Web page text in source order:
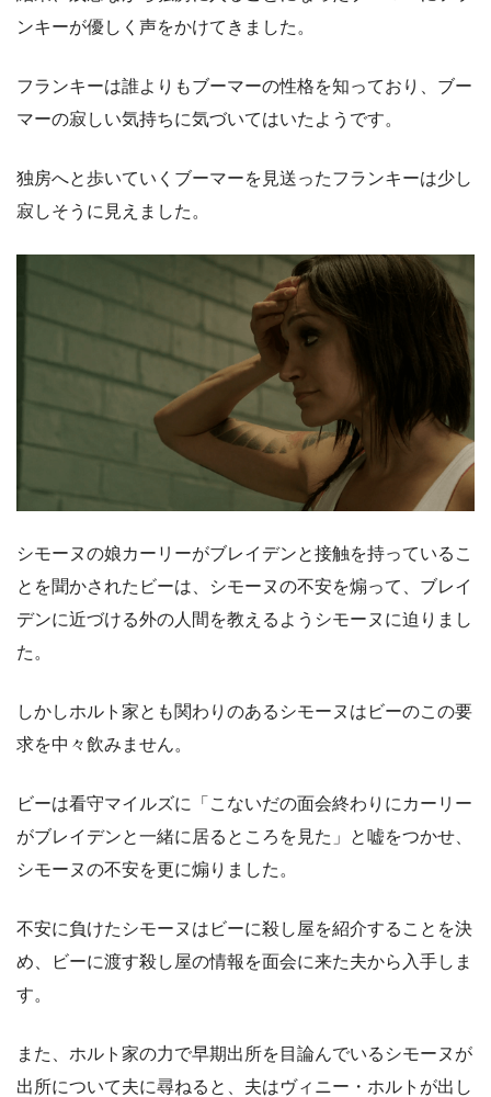
ンキーが優しく声をかけてきました。
フランキーは誰よりもブーマーの性格を知っており、ブー
マーの寂しい気持ちに気づいてはいたようです。
独房へと歩いていくブーマーを見送ったフランキーは少し
寂しそうに見えました。
シモーヌの娘カーリーがブレイデンと接触を持っているこ
とを聞かされたビーは、シモーヌの不安を煽って、ブレイ
デンに近づける外の人間を教えるようシモーヌに迫りまし
た。
しかしホルト家とも関わりのあるシモーヌはビーのこの要
求を中々飲みません。
ビーは看守マイルズに「こないだの面会終わりにカーリー
がブレイデンと一緒に居るところを見た」と嘘をつかせ、
シモーヌの不安を更に煽りました。
不安に負けたシモーヌはビーに殺し屋を紹介することを決
め、ビーに渡す殺し屋の情報を面会に来た夫から入手しま
す。
また、ホルト家の力で早期出所を目論んでいるシモーヌが
出所について夫に尋ねると、夫はヴィニー・ホルトが出し